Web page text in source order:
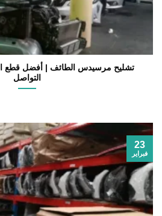
تشليح مرسيدس الطائف | أفضل قطع
التواصل
23
فبراير